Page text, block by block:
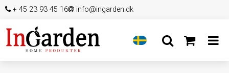
+ 45 23 93 45 16 info@ingarden.dk